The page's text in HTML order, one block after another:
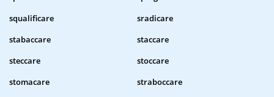
squalificare
sradicare
stabaccare
staccare
steccare
stoccare
stomacare
straboccare